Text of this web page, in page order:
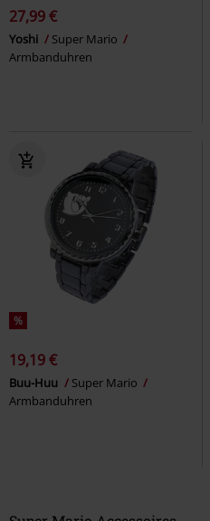
27,99 €
Yoshi
Super Mario
Armbanduhren
%
19,19 €
Buu-Huu
Super Mario
Armbanduhren